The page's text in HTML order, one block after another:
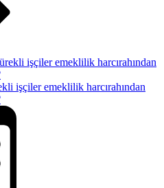
işçiler emeklilik harcırahından